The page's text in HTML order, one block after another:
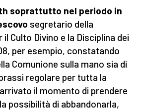
soprattutto nel periodo in
segretario della
il Culto Divino e la Disciplina dei
per esempio, constatando
Comunione sulla mano sia di
regolare per tutta la
il momento di prendere
possibilità di abbandonarla,